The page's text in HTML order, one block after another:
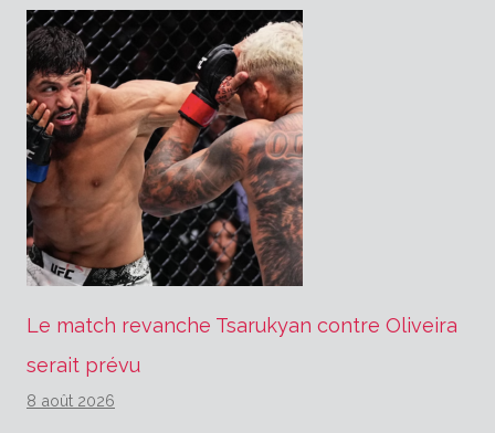
Le match revanche Tsarukyan contre Oliveira
serait prévu
8 août 2026